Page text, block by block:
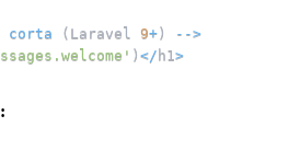
corta ( Laravel 9+) -->
) </ h1>